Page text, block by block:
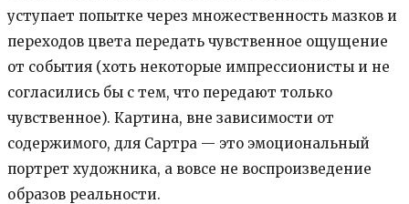
уступает попытке через множественность мазков и
переходов цвета передать чувственное ощущение
от события (хоть некоторые импрессионисты и не
согласились бы с тем, что передают только
чувственное). Картина, вне зависимости от
содержимого, для Сартра — это эмоциональный
портрет художника, а вовсе не воспроизведение
образов реальности.